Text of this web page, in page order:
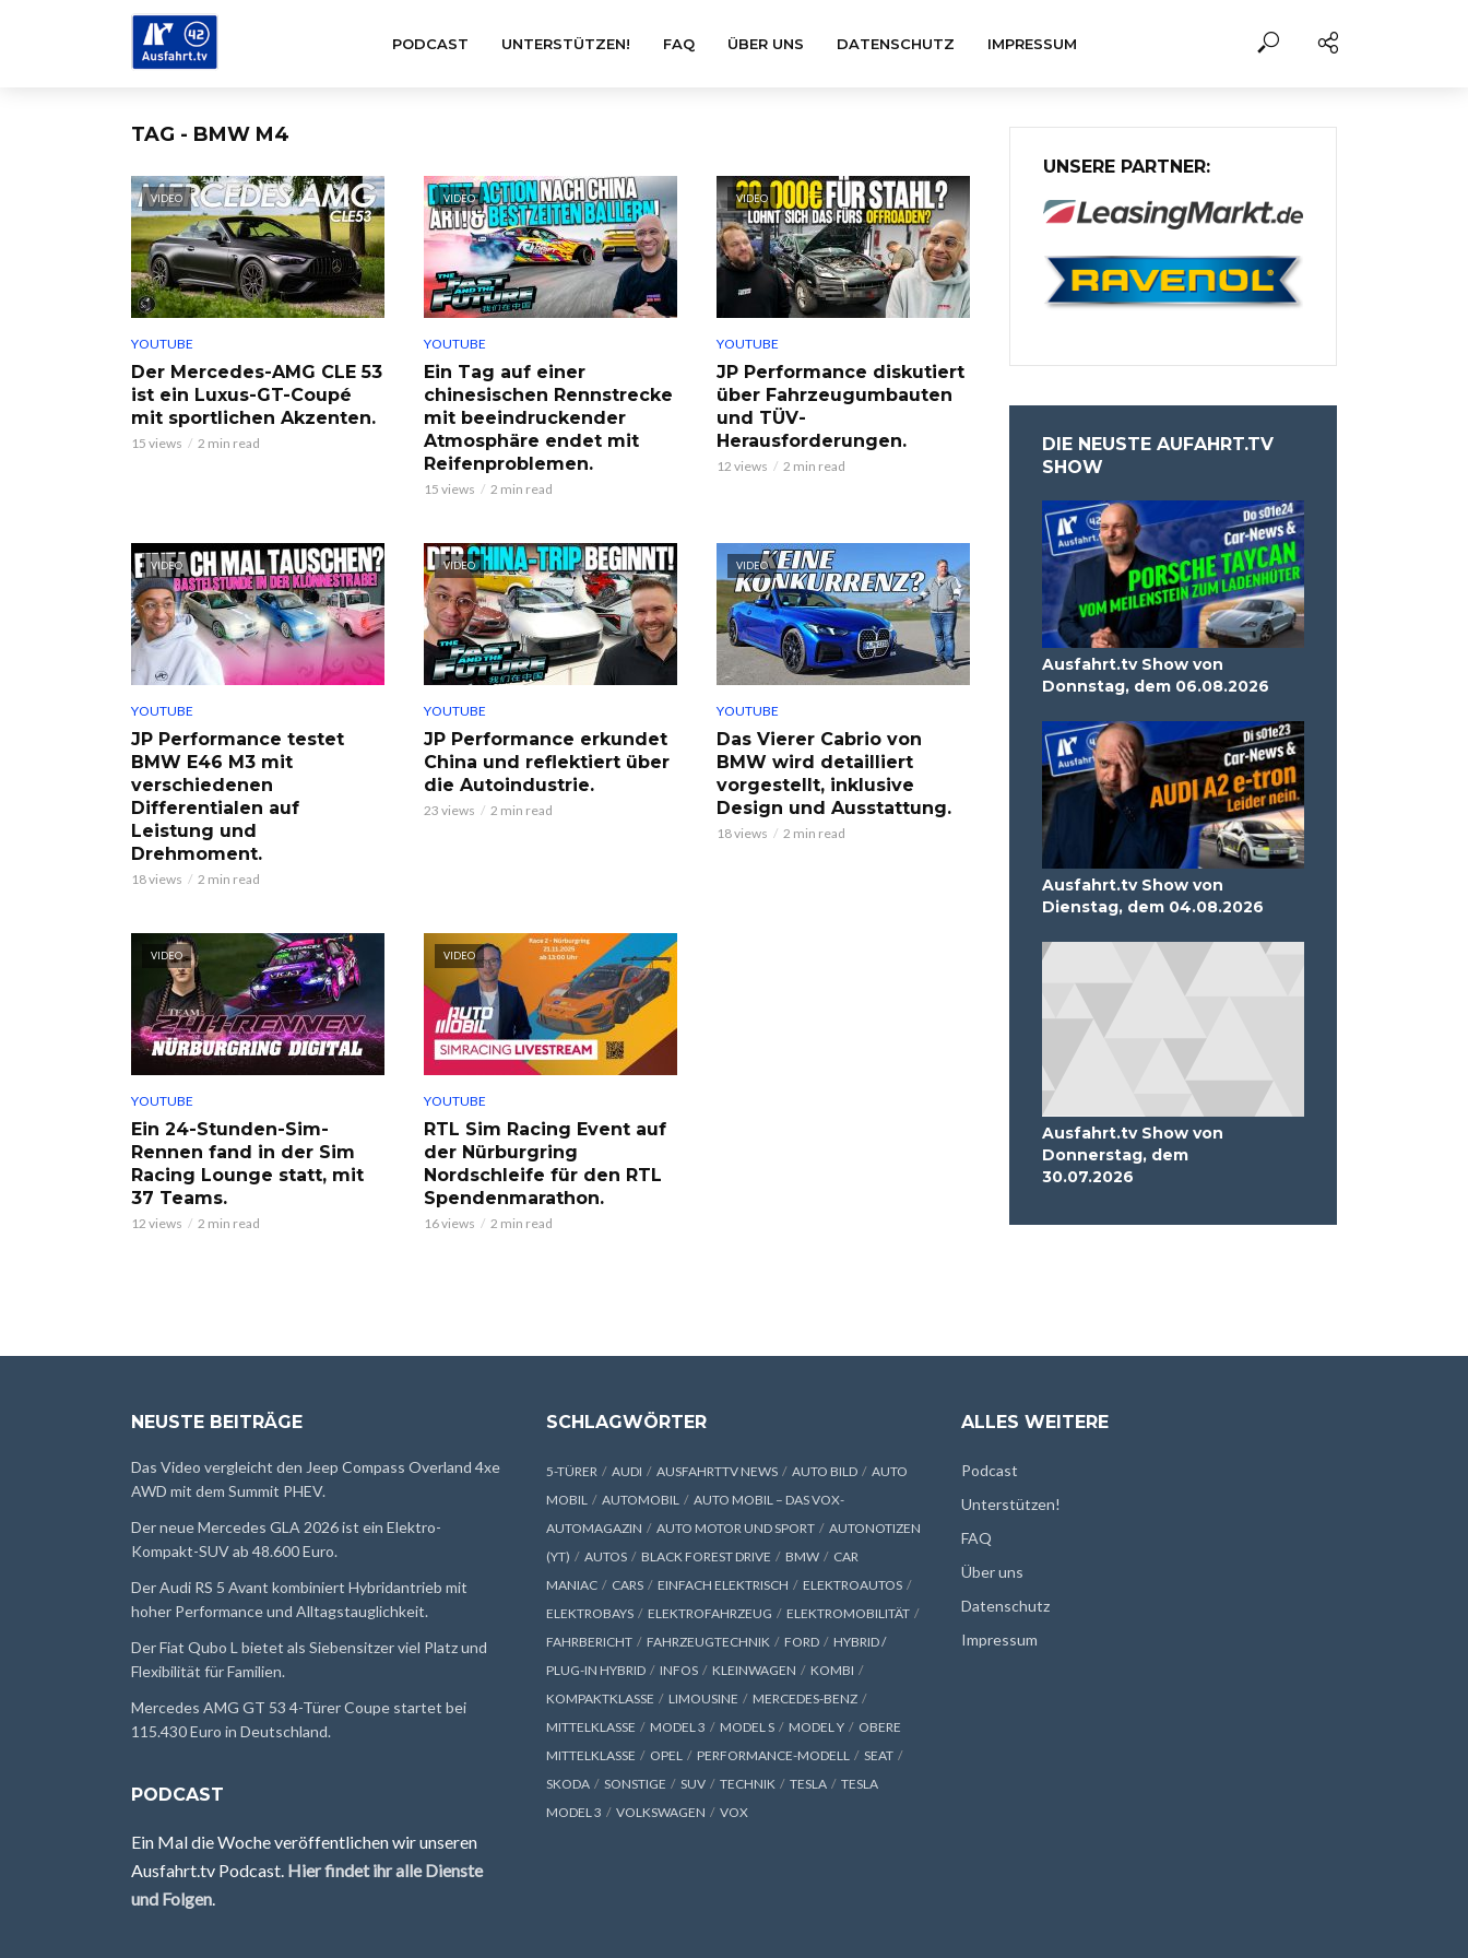
PODCAST UNTERSTÜTZEN! FAQ ÜBER UNS DATENSCHUTZ IMPRESSUM
TAG - BMW M4
VIDEO
YOUTUBE
Der Mercedes-AMG CLE 53
ist ein Luxus-GT-Coupé
mit sportlichen Akzenten.
15 views 2 min read
VIDEO
YOUTUBE
Ein Tag auf einer
chinesischen Rennstrecke
mit beeindruckender
Atmosphäre endet mit
Reifenproblemen.
15 views 2 min read
VIDEO
YOUTUBE
JP Performance diskutiert
über Fahrzeugumbauten
und TÜV-
Herausforderungen.
12 views 2 min read
VIDEO
YOUTUBE
JP Performance testet
BMW E46 M3 mit
verschiedenen
Differentialen auf
Leistung und
Drehmoment.
18 views 2 min read
VIDEO
YOUTUBE
JP Performance erkundet
China und reflektiert über
die Autoindustrie.
23 views 2 min read
VIDEO
YOUTUBE
Das Vierer Cabrio von
BMW wird detailliert
vorgestellt, inklusive
Design und Ausstattung.
18 views 2 min read
VIDEO
YOUTUBE
Ein 24-Stunden-Sim-
Rennen fand in der Sim
Racing Lounge statt, mit
37 Teams.
12 views 2 min read
VIDEO
YOUTUBE
RTL Sim Racing Event auf
der Nürburgring
Nordschleife für den RTL
Spendenmarathon.
16 views 2 min read
UNSERE PARTNER:
DIE NEUSTE AUFAHRT.TV
SHOW
Ausfahrt.tv Show von
Donnstag, dem 06.08.2026
Ausfahrt.tv Show von
Dienstag, dem 04.08.2026
Ausfahrt.tv Show von
Donnerstag, dem
30.07.2026
NEUSTE BEITRÄGE
Das Video vergleicht den Jeep Compass Overland 4xe
AWD mit dem Summit PHEV.
Der neue Mercedes GLA 2026 ist ein Elektro-
Kompakt-SUV ab 48.600 Euro.
Der Audi RS 5 Avant kombiniert Hybridantrieb mit
hoher Performance und Alltagstauglichkeit.
Der Fiat Qubo L bietet als Siebensitzer viel Platz und
Flexibilität für Familien.
Mercedes AMG GT 53 4-Türer Coupe startet bei
115.430 Euro in Deutschland.
PODCAST
Ein Mal die Woche veröffentlichen wir unseren
Ausfahrt.tv Podcast. Hier findet ihr alle Dienste
und Folgen
SCHLAGWÖRTER
5-TÜRER AUDI AUSFAHRTTV NEWS AUTO BILD
AUTO
MOBIL
AUTOMOBIL
AUTO MOBIL – DAS VOX-
AUTOMAGAZIN
AUTO MOTOR UND SPORT
AUTONOTIZEN
(YT)
AUTOS BLACK FOREST DRIVE BMW
CAR
MANIAC
CARS EINFACH ELEKTRISCH
ELEKTROAUTOS
ELEKTROBAYS
ELEKTROFAHRZEUG
ELEKTROMOBILITÄT
FAHRBERICHT
FAHRZEUGTECHNIK FORD
HYBRID /
PLUG-IN HYBRID
INFOS KLEINWAGEN
KOMBI
KOMPAKTKLASSE
LIMOUSINE
MERCEDES-BENZ
MITTELKLASSE
MODEL 3 MODEL S MODEL Y
OBERE
MITTELKLASSE
OPEL PERFORMANCE-MODELL
SEAT
SKODA
SONSTIGE SUV TECHNIK TESLA
TESLA
MODEL 3
VOLKSWAGEN VOX
ALLES WEITERE
Podcast
Unterstützen!
FAQ
Über uns
Datenschutz
Impressum